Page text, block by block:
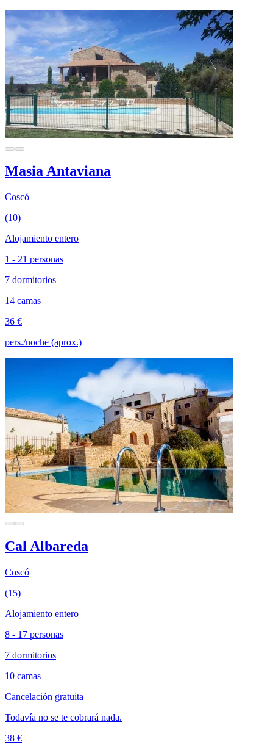
Masia Antaviana
Coscó
(10)
Alojamiento entero
1 - 21 personas
7 dormitorios
14 camas
36 €
pers./noche (aprox.)
Cal Albareda
Coscó
(15)
Alojamiento entero
8 - 17 personas
7 dormitorios
10 camas
Cancelación gratuita
Todavía no se te cobrará nada.
38 €